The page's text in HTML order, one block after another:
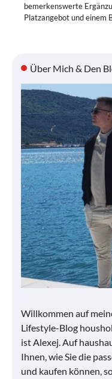
bemerkenswerte
Platzangebot und einem
Über Mich & Den
Willkommen auf
Lifestyle-Blog
ist Alexej. Auf
Ihnen, wie Sie die
und kaufen können,